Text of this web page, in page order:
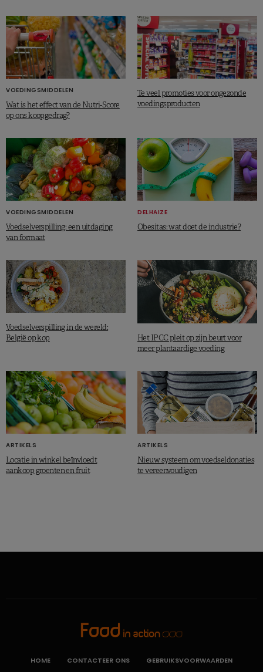
VOEDINGSMIDDELEN
Wat is het effect van de Nutri-Score
op ons koopgedrag?
Te veel promoties voor ongezonde
voedingsproducten
VOEDINGSMIDDELEN
Voedselverspilling: een uitdaging
van formaat
DELHAIZE
Obesitas: wat doet de industrie?
Voedselverspilling in de wereld:
België op kop
Het IPCC pleit op zijn beurt voor
meer plantaardige voeding
ARTIKELS
Locatie in winkel beïnvloedt
aankoop groenten en fruit
ARTIKELS
Nieuw systeem om voedseldonaties
te vereenvoudigen
HOME CONTACTEER ONS
GEBRUIKSVOORWAARDEN